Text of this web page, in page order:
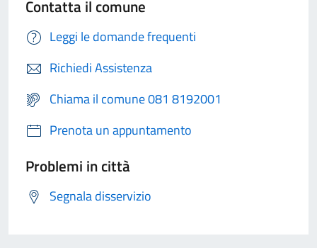
Contatta il comune
Leggi le domande frequenti
Richiedi Assistenza
Chiama il comune 081 8192001
Prenota un appuntamento
Problemi in città
Segnala disservizio